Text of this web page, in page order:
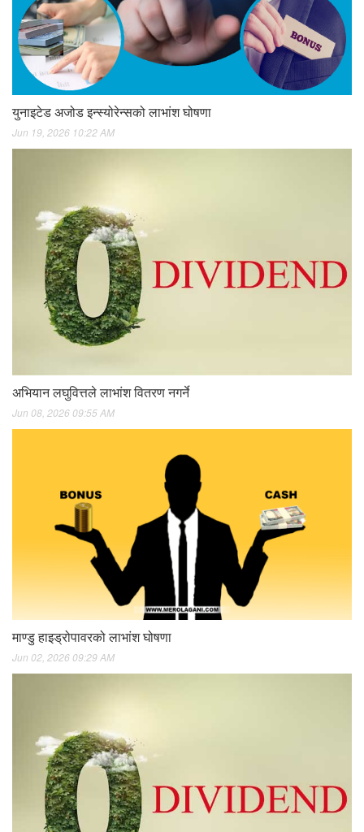
युनाइटेड अजोड इन्स्योरेन्सको लाभांश घोषणा
Jun 19, 2026 10:22 AM
अभियान लघुवित्तले लाभांश वितरण नगर्ने
Jun 08, 2026 09:55 AM
माण्डु हाइड्रोपावरको लाभांश घोषणा
Jun 02, 2026 09:29 AM